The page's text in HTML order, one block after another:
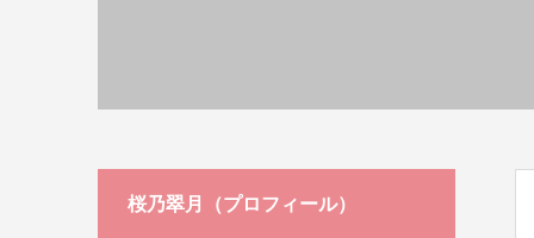
桜乃翠月（プロフィール）